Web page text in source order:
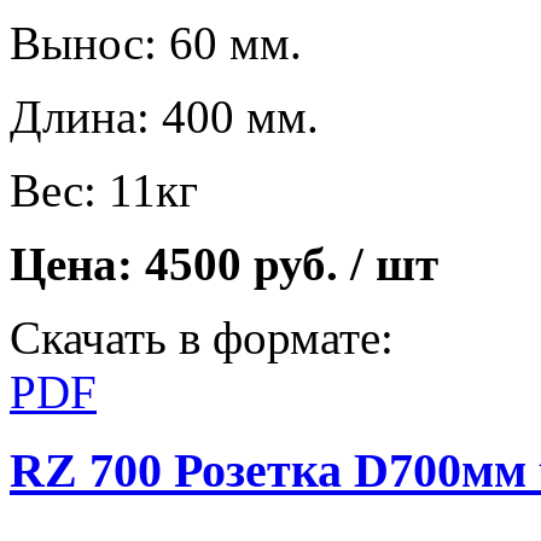
Вынос: 60 мм.
Длина: 400 мм.
Вес: 11кг
Цена: 4500 руб. / шт
Скачать в формате:
PDF
RZ 700 Розетка